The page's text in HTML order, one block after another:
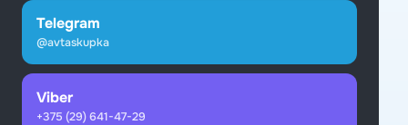
Telegram
@avtaskupka
Viber
+375 (29) 641-47-29